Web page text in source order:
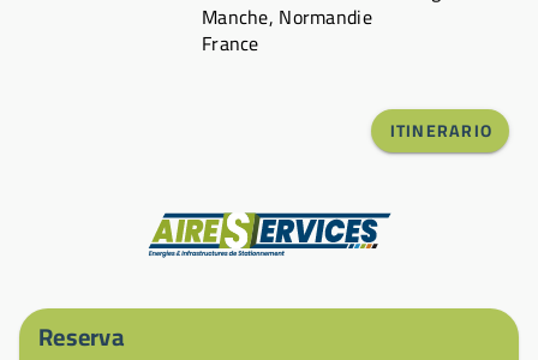
Manche, Normandie
France
ITINERARIO
Fabricante
Reserva